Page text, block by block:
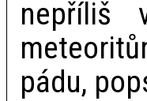
nepříliš
pádu,